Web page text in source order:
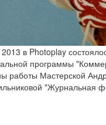
в Photoplay
программы
работы Мастерской
"Журнальная